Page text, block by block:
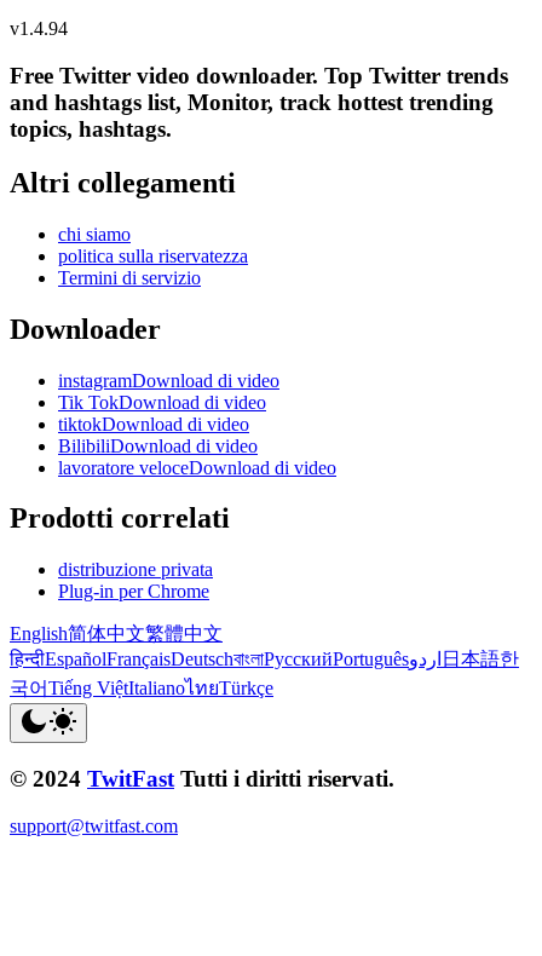
v1.4.94
Free Twitter video downloader. Top Twitter trends
and hashtags list, Monitor, track hottest trending
topics, hashtags.
Altri collegamenti
chi siamo
politica sulla riservatezza
Termini di servizio
Downloader
instagramDownload di video
Tik TokDownload di video
tiktokDownload di video
BilibiliDownload di video
lavoratore veloceDownload di video
Prodotti correlati
distribuzione privata
Plug-in per Chrome
English简体中文繁體中文
हिन्दीEspañolFrançaisDeutschবাংলাРусскийPortuguêsاردو 日本語한
국어Tiếng ViệtItalianoไทยTürkçe
© 2024 TwitFast Tutti i diritti riservati.
support@twitfast.com